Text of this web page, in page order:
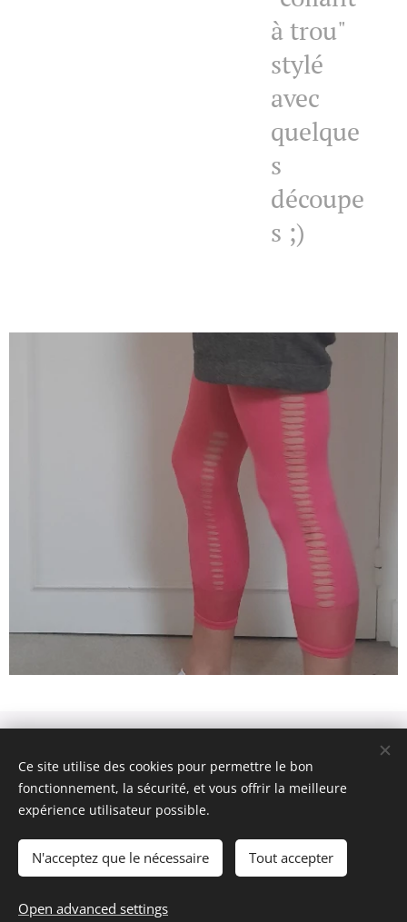
à trou"
stylé
avec
quelque
s
découpe
s ;)
/
AGENDA
CGU
confidentialité
SUPPRESSIONS DES DONNEES
Powered byWebnode Cookies
English
Ce site utilise des cookies pour permettre le bon
fonctionnement, la sécurité, et vous offrir la meilleure
expérience utilisateur possible.
N'acceptez que le nécessaire Tout accepter
Open advanced settings